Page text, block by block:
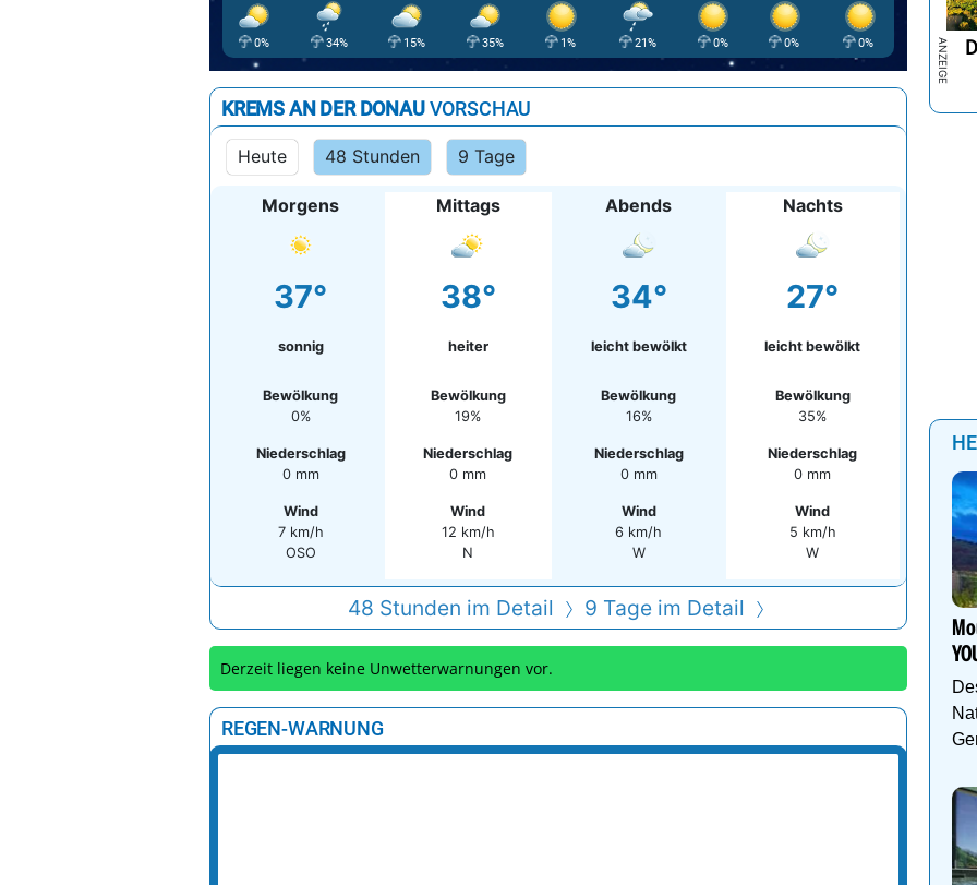
0% 34% 15% 35% 1% 21% 0% 0% 0%
KREMS AN DER DONAUVORSCHAU
Heute 48 Stunden 9 Tage
Morgens
37°
sonnig
Bewölkung
0%
Niederschlag
0 mm
Wind
7 km/h
OSO
Mittags
38°
heiter
Bewölkung
19%
Niederschlag
0 mm
Wind
12 km/h
N
Abends
34°
leicht bewölkt
Bewölkung
16%
Niederschlag
0 mm
Wind
6 km/h
W
Nachts
27°
leicht bewölkt
Bewölkung
35%
Niederschlag
0 mm
Wind
5 km/h
W
48 Stunden im Detail 9 Tage im Detail
Derzeit liegen keine Unwetterwarnungen vor.
REGEN-WARNUNG
0.3